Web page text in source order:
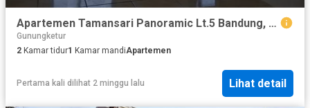
Apartemen Tamansari Panoramic Lt.5 Bandung, Jawa Barat
Gunungketur
2 Kamar tidur1 Kamar mandiApartemen
Pertama kali dilihat 2 minggu lalu Lihat detail